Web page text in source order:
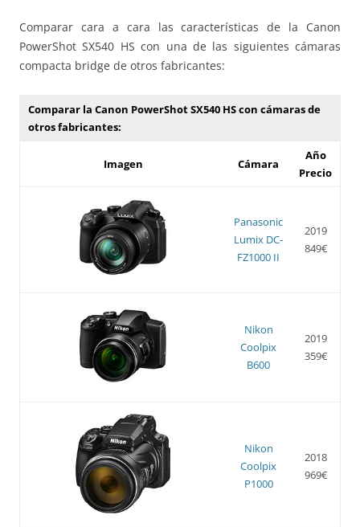
Comparar cara a cara las características de la Canon
PowerShot SX540 HS con una de las siguientes cámaras
compacta bridge de otros fabricantes:
Comparar la Canon PowerShot SX540 HS con cámaras de
otros fabricantes:
Imagen Cámara
Año
Precio
Panasonic
Lumix DC-
FZ1000 II
2019
849€
Nikon
Coolpix
B600
2019
359€
Nikon
Coolpix
P1000
2018
969€